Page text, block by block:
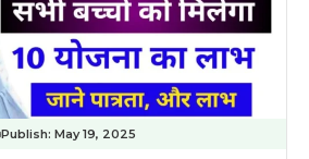
Publish: May 19, 2025